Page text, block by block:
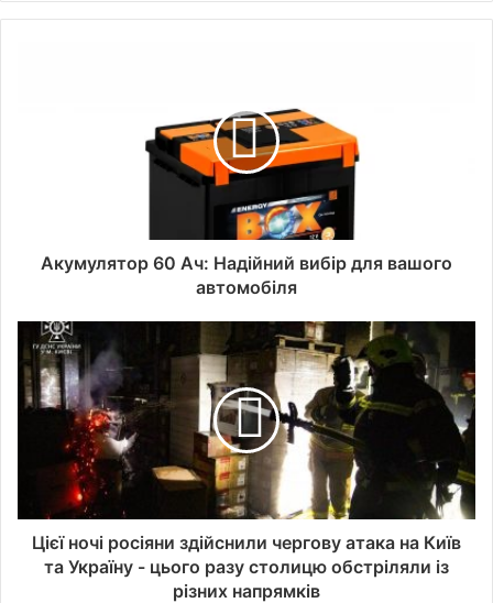
Акумулятор 60 Ач: Надійний вибір для вашого
автомобіля
Цієї ночі росіяни здійснили чергову атака на Київ
та Україну - цього разу столицю обстріляли із
різних напрямків